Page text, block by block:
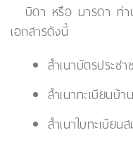
บิดา หรือ มารดา ท่า
เอกสารดังนี้
สำเนาบัตรประ
สำเนาทะเบียน
สำเนาใบทะเบี